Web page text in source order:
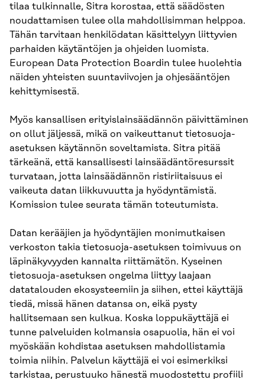
tilaa tulkinnalle, Sitra korostaa, että säädösten
noudattamisen tulee olla mahdollisimman helppoa.
Tähän tarvitaan henkilödatan käsittelyyn liittyvien
parhaiden käytäntöjen ja ohjeiden luomista.
European Data Protection Boardin tulee huolehtia
näiden yhteisten suuntaviivojen ja ohjesääntöjen
kehittymisestä.
Myös kansallisen erityislainsäädännön päivittäminen
on ollut jäljessä, mikä on vaikeuttanut tietosuoja-
asetuksen käytännön soveltamista. Sitra pitää
tärkeänä, että kansallisesti lainsäädäntöresurssit
turvataan, jotta lainsäädännön ristiriitaisuus ei
vaikeuta datan liikkuvuutta ja hyödyntämistä.
Komission tulee seurata tämän toteutumista.
Datan kerääjien ja hyödyntäjien monimutkaisen
verkoston takia tietosuoja-asetuksen toimivuus on
läpinäkyvyyden kannalta riittämätön. Kyseinen
tietosuoja-asetuksen ongelma liittyy laajaan
datatalouden ekosysteemiin ja siihen, ettei käyttäjä
tiedä, missä hänen datansa on, eikä pysty
hallitsemaan sen kulkua. Koska loppukäyttäjä ei
tunne palveluiden kolmansia osapuolia, hän ei voi
myöskään kohdistaa asetuksen mahdollistamia
toimia niihin. Palvelun käyttäjä ei voi esimerkiksi
tarkistaa, perustuuko hänestä muodostettu profiili